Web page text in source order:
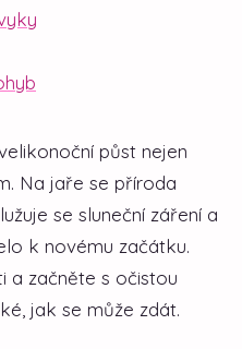
půst nejen
Na jaře se příroda
se sluneční záření a
k novému začátku.
a začněte s očistou
jak se může zdát.